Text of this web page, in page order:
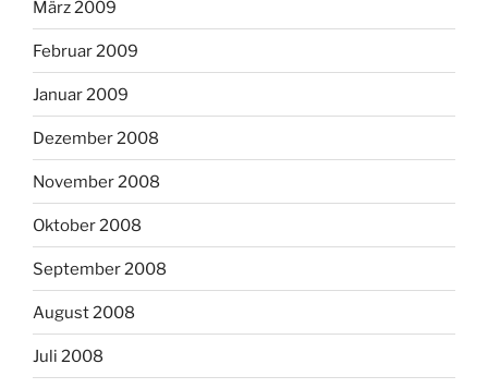
März 2009
Februar 2009
Januar 2009
Dezember 2008
November 2008
Oktober 2008
September 2008
August 2008
Juli 2008